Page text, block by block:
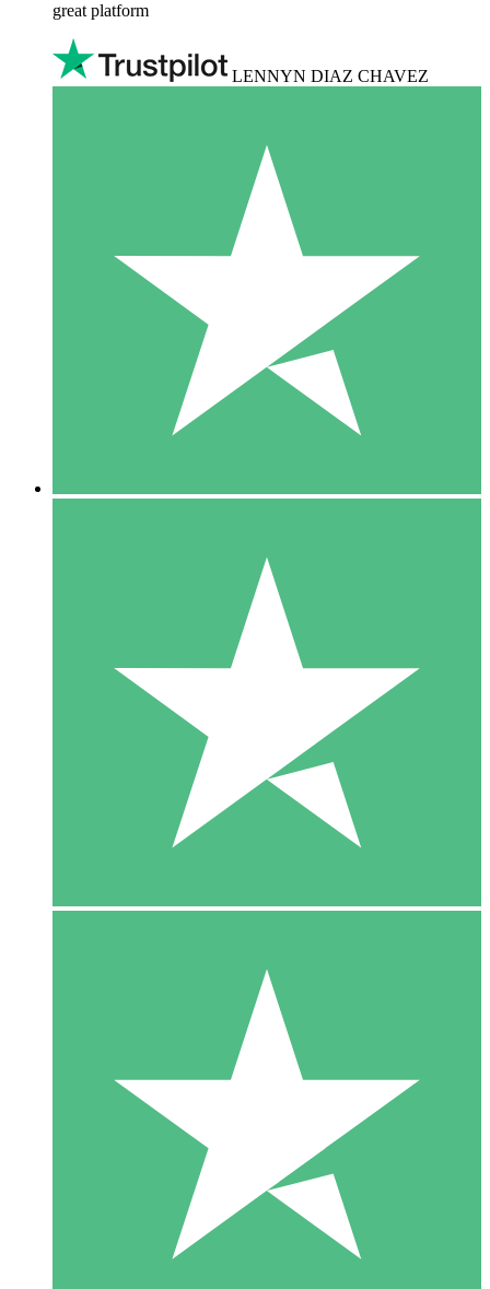
great platform
LENNYN DIAZ CHAVEZ